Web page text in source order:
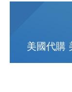
美國代購